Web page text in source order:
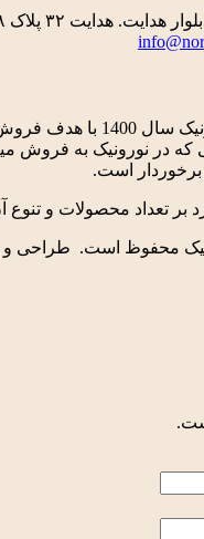
هدایت ۳۲ پلاک ۳۸
فروشگاه
که در نورونیک به فروش
برخوردار است.
تعداد محصولات و تنوع آن
محفوظ است. طراحی و